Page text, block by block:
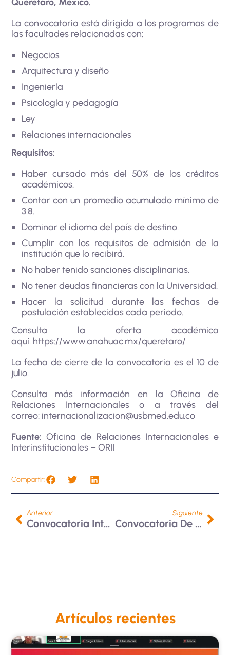
La convocatoria está dirigida a los programas de
las facultades relacionadas con:
Negocios
Arquitectura y diseño
Ingeniería
Psicología y pedagogía
Ley
Relaciones internacionales
Requisitos:
Haber cursado más del 50% de los créditos
académicos.
Contar con un promedio acumulado mínimo de
3.8.
Dominar el idioma del país de destino.
Cumplir con los requisitos de admisión de la
institución que lo recibirá.
No haber tenido sanciones disciplinarias.
No tener deudas financieras con la Universidad.
Hacer la solicitud durante las fechas de
postulación establecidas cada periodo.
Consulta la oferta académica
aquí. https://www.anahuac.mx/queretaro/
La fecha de cierre de la convocatoria es el 10 de
julio.
Consulta más información en la Oficina de
Relaciones Internacionales o a través del
correo: internacionalizacion@usbmed.edu.co
Fuente: Oficina de Relaciones Internacionales e
Interinstitucionales – ORII
Compartir:
Anterior
Convocatoria Internacional SFERA Experience
Siguiente
Convocatoria De Movilidad Con La Universidad Simón Bolívar Barranquilla, Colombia 2025
Artículos recientes